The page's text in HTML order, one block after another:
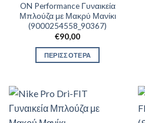
ON Performance Γυναικεία
Μπλούζα με Μακρύ Μανίκι
(9000254558_90367)
€90,00
ΠΕΡΙΣΣΟΤΕΡΑ